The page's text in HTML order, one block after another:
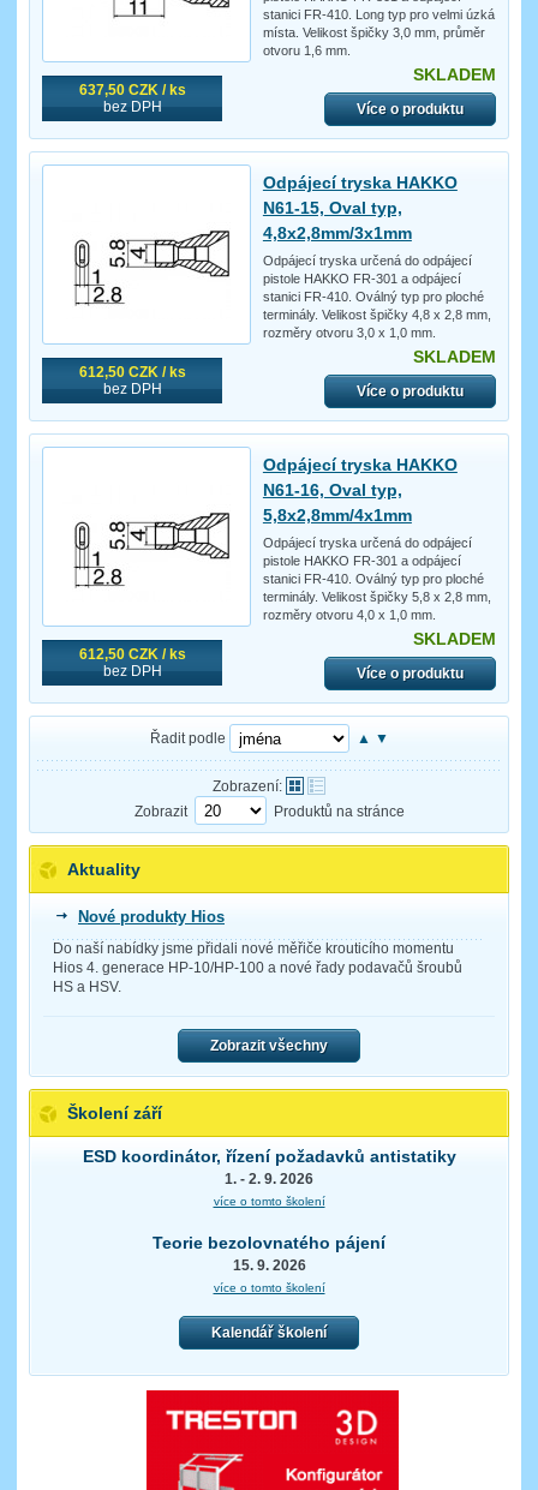
637,50 CZK / ks
bez DPH
stanici FR-410. Long typ pro velmi úzká
místa. Velikost špičky 3,0 mm, průměr
otvoru 1,6 mm.
SKLADEM
Více o produktu
612,50 CZK / ks
bez DPH
Odpájecí tryska HAKKO
N61-15, Oval typ,
4,8x2,8mm/3x1mm
Odpájecí tryska určená do odpájecí
pistole HAKKO FR-301 a odpájecí
stanici FR-410. Oválný typ pro ploché
terminály. Velikost špičky 4,8 x 2,8 mm,
rozměry otvoru 3,0 x 1,0 mm.
SKLADEM
Více o produktu
612,50 CZK / ks
bez DPH
Odpájecí tryska HAKKO
N61-16, Oval typ,
5,8x2,8mm/4x1mm
Odpájecí tryska určená do odpájecí
pistole HAKKO FR-301 a odpájecí
stanici FR-410. Oválný typ pro ploché
terminály. Velikost špičky 5,8 x 2,8 mm,
rozměry otvoru 4,0 x 1,0 mm.
SKLADEM
Více o produktu
Řadit podle ▲ ▼
Zobrazení:
Zobrazit
Produktů na stránce
Aktuality
Nové produkty Hios
Do naší nabídky jsme přidali nové měřiče krouticího momentu
Hios 4. generace HP-10/HP-100 a nové řady podavačů šroubů
HS a HSV.
Zobrazit všechny
Školení září
ESD koordinátor, řízení požadavků antistatiky
1. - 2. 9. 2026
více o tomto školení
Teorie bezolovnatého pájení
15. 9. 2026
více o tomto školení
Kalendář školení